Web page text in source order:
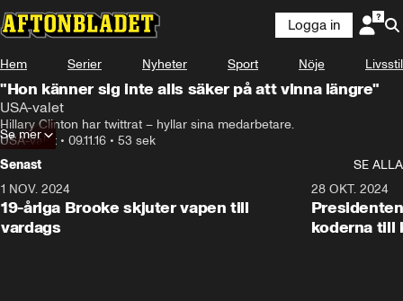
Logga in
Hem Serier Nyheter Sport Nöje Livsstil
"Hon känner sig inte alls säker på att vinna längre"
USA-valet
Hillary Clinton har twittrat – hyllar sina medarbetare.
USA-valet • 09.11.16 • 53 sek
Se mer
Senast
SE ALLA
1 NOV. 2024
19-åriga Brooke skjuter vapen till
vardags
28 OKT. 2024
koderna till